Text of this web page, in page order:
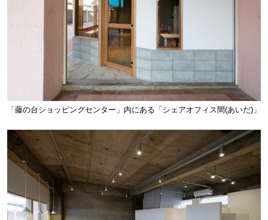
「藤の台ショッピングセンター」内にある「シェアオフィス間(あいだ)」